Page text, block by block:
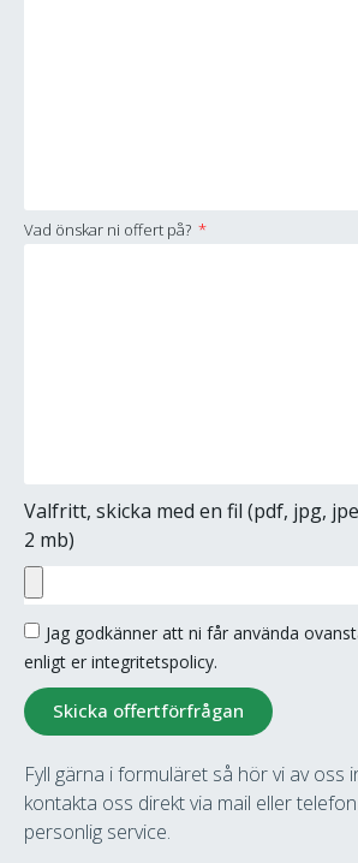
Vad önskar ni offert på?
Valfritt, skicka med en fil (pdf, jpg,
2 mb)
Jag godkänner att ni får använda
enligt er integritetspolicy.
Skicka offertförfrågan
Fyll gärna i formuläret så hör vi av oss
kontakta oss direkt via mail eller
personlig service.